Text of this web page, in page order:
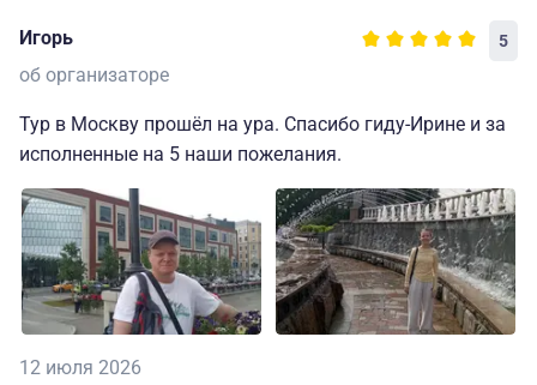
Игорь 5
об организаторе
Тур в Москву прошёл на ура. Спасибо гиду-Ирине и за
исполненные на 5 наши пожелания.
12 июля 2026